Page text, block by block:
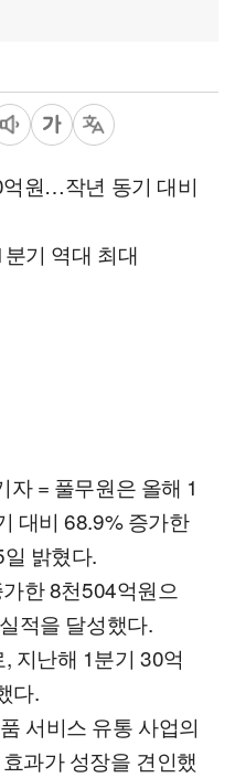
원…작년 동기 대비
기 역대 최대
자 = 풀무원은 올해 1
대비 68.9% 증가한
밝혔다.
한 8천504억원으
적을 달성했다.
지난해 1분기 30억
다.
서비스 유통 사업의
과가 성장을 견인했